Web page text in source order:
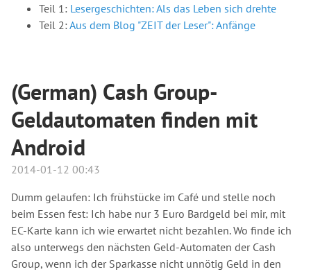
Teil 1: Lesergeschichten: Als das Leben sich drehte
Teil 2:Aus dem Blog "ZEIT der Leser": Anfänge
(German) Cash Group-
Geldautomaten finden mit
Android
2014-01-12 00:43
Dumm gelaufen: Ich frühstücke im Café und stelle noch
beim Essen fest: Ich habe nur 3 Euro Bardgeld bei mir, mit
EC-Karte kann ich wie erwartet nicht bezahlen. Wo finde ich
also unterwegs den nächsten Geld-Automaten der Cash
Group, wenn ich der Sparkasse nicht unnötig Geld in den